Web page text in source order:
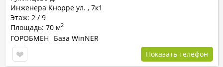
Инженера Кнорре ул. , 7к1
Этаж: 2 / 9
Площадь: 70 м2
ГОРОБМЕН
База WinNER
Показать телефон